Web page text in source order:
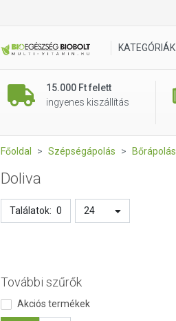
KATEGÓRIÁK
15.000 Ft felett
ingyenes kiszállítás
Főoldal Szépségápolás Bőrápolás
További szűrők
Akciós termékek
Doliva
Találatok: 0 24